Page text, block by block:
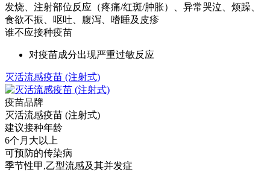
发烧、注射部位反应（疼痛/红斑/肿胀）、异常哭泣、烦躁、
食欲不振、呕吐、腹泻、嗜睡及皮疹
谁不应接种疫苗
对疫苗成分出现严重过敏反应
灭活流感疫苗 (注射式)
疫苗品牌
灭活流感疫苗 (注射式)
建议接种年龄
6个月大以上
可预防的传染病
季节性甲,乙型流感及其并发症